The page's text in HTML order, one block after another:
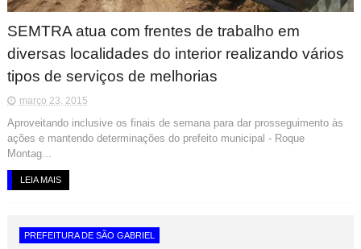
SEMTRA atua com frentes de trabalho em
diversas localidades do interior realizando vários
tipos de serviços de melhorias
março 23, 2015
Aproveitando inclusive os finais de semana para dar prosseguimento às
ações e mantendo determinações do prefeito municipal - Roque
Montag...
LEIA MAIS
PREFEITURA DE SÃO GABRIEL